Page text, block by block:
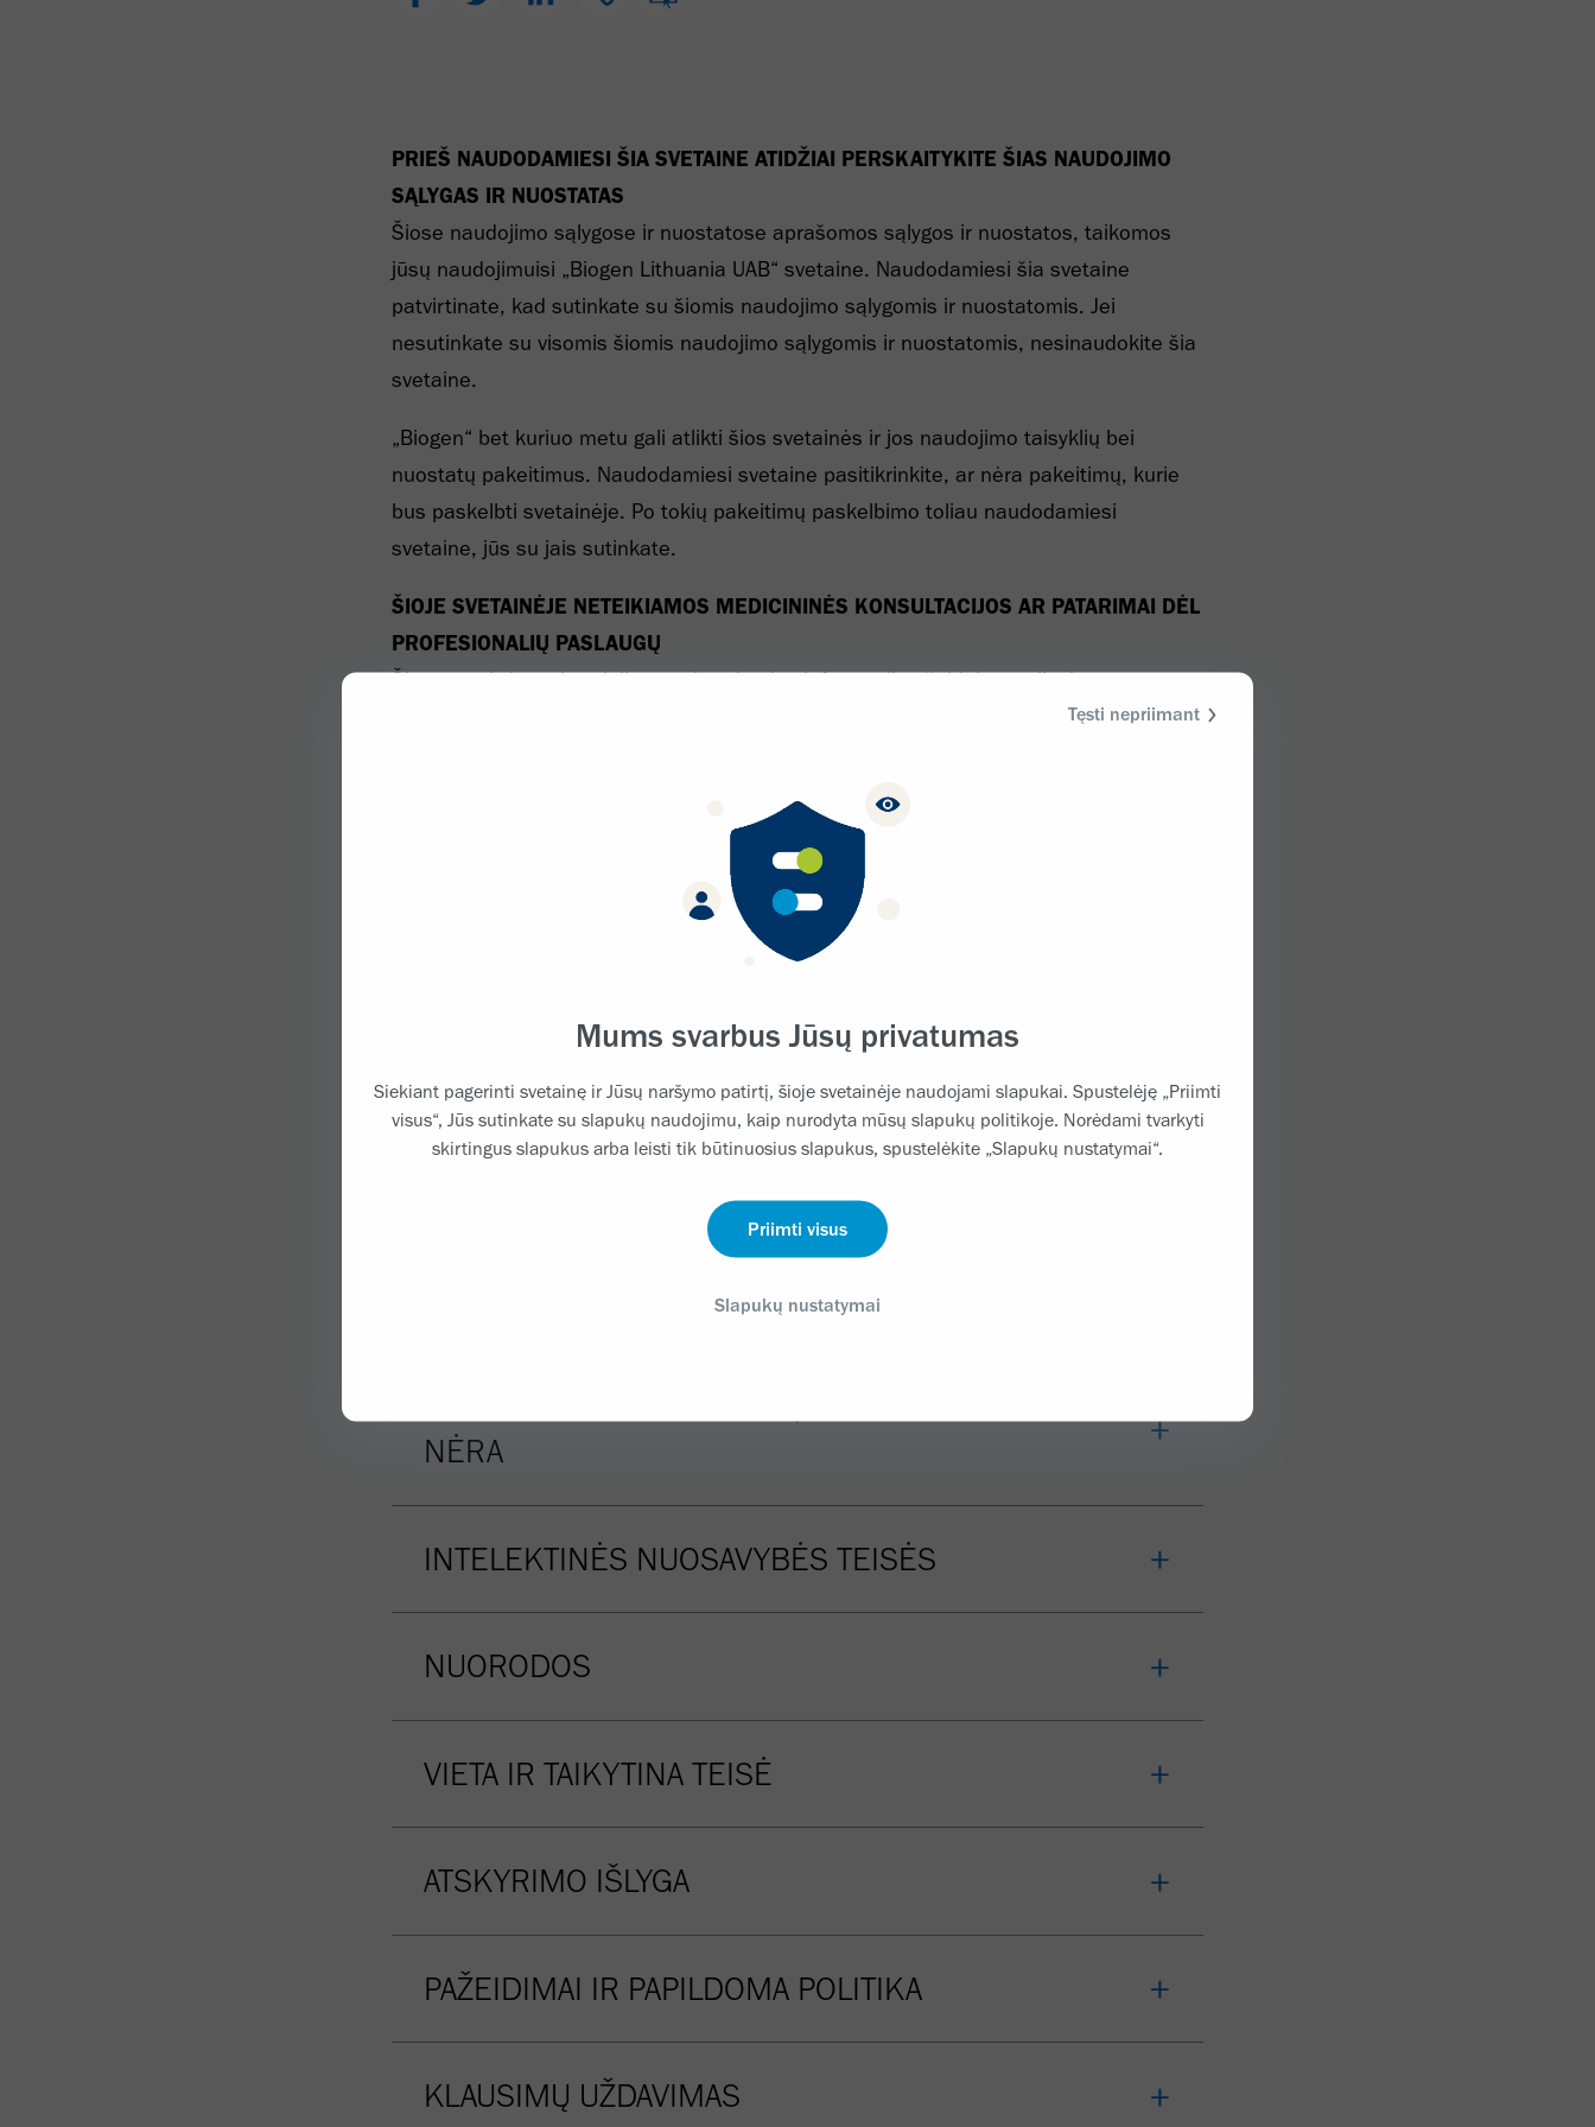
Mums svarbus Jūsų privatumas
Siekiant pagerinti svetainę ir Jūsų naršymo patirtį, šioje svetainėje naudojami slapukai. Spustelėję „Priimti
visus“, Jūs sutinkate su slapukų naudojimu, kaip nurodyta mūsų slapukų politikoje. Norėdami tvarkyti
skirtingus slapukus arba leisti tik būtinuosius slapukus, spustelėkite „Slapukų nustatymai“.
Priimti visus
Slapukų nustatymai
Tęsti nepriimant
PRIEŠ NAUDODAMIESI ŠIA SVETAINE ATIDŽIAI PERSKAITYKITE ŠIAS NAUDOJIMO
SĄLYGAS IR NUOSTATAS
Šiose naudojimo sąlygose ir nuostatose aprašomos sąlygos ir nuostatos, taikomos
jūsų naudojimuisi „Biogen Lithuania UAB“ svetaine. Naudodamiesi šia svetaine
patvirtinate, kad sutinkate su šiomis naudojimo sąlygomis ir nuostatomis. Jei
nesutinkate su visomis šiomis naudojimo sąlygomis ir nuostatomis, nesinaudokite šia
svetaine.
„Biogen“ bet kuriuo metu gali atlikti šios svetainės ir jos naudojimo taisyklių bei
nuostatų pakeitimus. Naudodamiesi svetaine pasitikrinkite, ar nėra pakeitimų, kurie
bus paskelbti svetainėje. Po tokių pakeitimų paskelbimo toliau naudodamiesi
svetaine, jūs su jais sutinkate.
ŠIOJE SVETAINĖJE NETEIKIAMOS MEDICININĖS KONSULTACIJOS AR PATARIMAI DĖL
PROFESIONALIŲ PASLAUGŲ
Šios svetainės turinys laikomas bendrosios informacijos šaltiniu, susijusiu su
nagrinėjama tema, tačiau jis pateikiamas tik „toks, koks yra“, kaip nurodyta šiose
palyginti su kitais šaltiniais ir atidžiai peržiūrėti su profesionaliu sveikatos priežiūros
paslaugų teikėju. „Biogen“ šioje svetainėje neteikia konsultacijų ar patarimų dėl
medicininių ar panašių profesionalių paslaugų, o pateikta informacija nėra skirta
pakeisti gydytojo teikiamas medicinines konsultacijas. Jei pageidaujate tokių paslaugų
ar patarimų, kreipkitės į profesionalų sveikatos priežiūros paslaugų teikėją. Tai, kad
rekomendacijų, gydymo plano ar vaistų bei preparatų taikymo garantija ar laidavimas.
NĖRA
INTELEKTINĖS NUOSAVYBĖS TEISĖS
NUORODOS
VIETA IR TAIKYTINA TEISĖ
ATSKYRIMO IŠLYGA
PAŽEIDIMAI IR PAPILDOMA POLITIKA
KLAUSIMŲ UŽDAVIMAS